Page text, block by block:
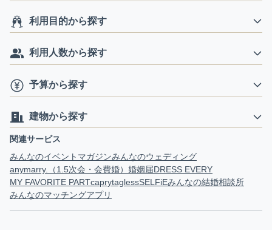
利用目的から探す
利用人数から探す
予算から探す
建物から探す
関連サービス
みんなのイベントマガジンみんなのウェディング
anymarry.（1.5次会・会費婚） 婚姻届DRESS EVERY
MY FAVORITE PARTcaprytaglessSELFiEみんなの結婚相談所
みんなのマッチングアプリ